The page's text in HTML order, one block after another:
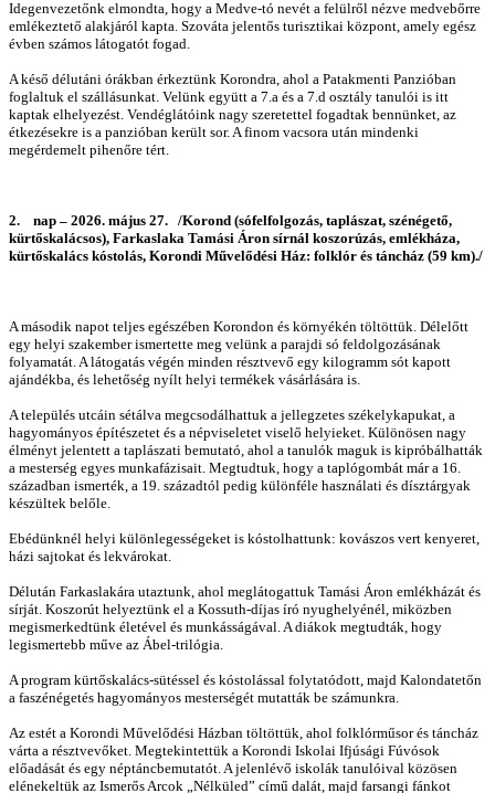
Idegenvezetőnk elmondta, hogy a Medve-tó nevét a felülről nézve medvebőrre
emlékeztető alakjáról kapta. Szováta jelentős turisztikai központ, amely egész
évben számos látogatót fogad.
A késő délutáni órákban érkeztünk Korondra, ahol a Patakmenti Panzióban
foglaltuk el szállásunkat. Velünk együtt a 7.a és a 7.d osztály tanulói is itt
kaptak elhelyezést. Vendéglátóink nagy szeretettel fogadtak bennünket, az
étkezésekre is a panzióban került sor. A finom vacsora után mindenki
megérdemelt pihenőre tért.
2. nap – 2026. május 27. /Korond (sófelfolgozás, taplászat, szénégető,
kürtőskalácsos), Farkaslaka Tamási Áron sírnál koszorúzás, emlékháza,
kürtőskalács kóstolás, Korondi Művelődési Ház: folklór és táncház (59 km)./
A második napot teljes egészében Korondon és környékén töltöttük. Délelőtt
egy helyi szakember ismertette meg velünk a parajdi só feldolgozásának
folyamatát. A látogatás végén minden résztvevő egy kilogramm sót kapott
ajándékba, és lehetőség nyílt helyi termékek vásárlására is.
A település utcáin sétálva megcsodálhattuk a jellegzetes székelykapukat, a
hagyományos építészetet és a népviseletet viselő helyieket. Különösen nagy
élményt jelentett a taplászati bemutató, ahol a tanulók maguk is kipróbálhatták
a mesterség egyes munkafázisait. Megtudtuk, hogy a taplógombát már a 16.
században ismerték, a 19. századtól pedig különféle használati és dísztárgyak
készültek belőle.
Ebédünknél helyi különlegességeket is kóstolhattunk: kovászos vert kenyeret,
házi sajtokat és lekvárokat.
Délután Farkaslakára utaztunk, ahol meglátogattuk Tamási Áron emlékházát és
sírját. Koszorút helyeztünk el a Kossuth-díjas író nyughelyénél, miközben
megismerkedtünk életével és munkásságával. A diákok megtudták, hogy
legismertebb műve az Ábel-trilógia.
A program kürtőskalács-sütéssel és kóstolással folytatódott, majd Kalondatetőn
a faszénégetés hagyományos mesterségét mutatták be számunkra.
Az estét a Korondi Művelődési Házban töltöttük, ahol folklórműsor és táncház
várta a résztvevőket. Megtekintettük a Korondi Iskolai Ifjúsági Fúvósok
előadását és egy néptáncbemutatót. A jelenlévő iskolák tanulóival közösen
elénekeltük az Ismerős Arcok „Nélküled” című dalát, majd farsangi fánkot